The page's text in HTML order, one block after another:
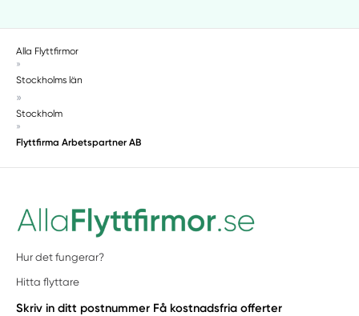
Alla Flyttfirmor
»
Stockholms län
»
Stockholm
»
Flyttfirma Arbetspartner AB
Hur det fungerar?
Hitta flyttare
Skriv in ditt postnummer Få kostnadsfria offerter